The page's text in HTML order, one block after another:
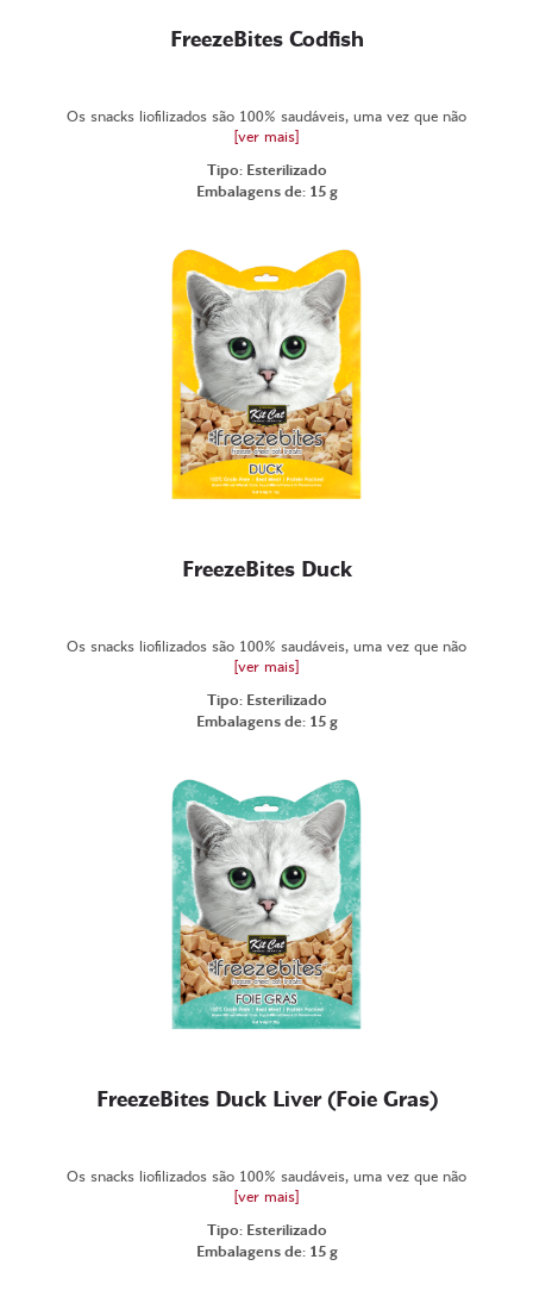
FreezeBites Codfish
Os snacks liofilizados são 100% saudáveis, uma vez que não
[ver mais]
Tipo: Esterilizado
Embalagens de: 15 g
FreezeBites Duck
Os snacks liofilizados são 100% saudáveis, uma vez que não
[ver mais]
Tipo: Esterilizado
Embalagens de: 15 g
FreezeBites Duck Liver (Foie Gras)
Os snacks liofilizados são 100% saudáveis, uma vez que não
[ver mais]
Tipo: Esterilizado
Embalagens de: 15 g